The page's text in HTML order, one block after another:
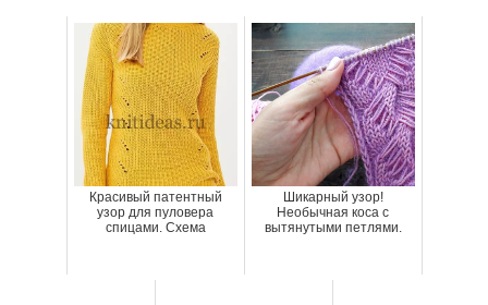
Красивый патентный
узор для пуловера
спицами. Схема
Шикарный узор!
Необычная коса с
вытянутыми петлями.